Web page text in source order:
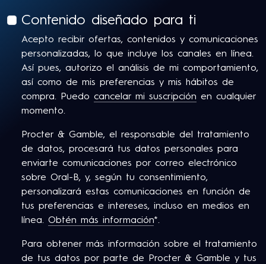
Contenido diseñado para ti
Acepto recibir ofertas, contenidos y comunicaciones
personalizadas, lo que incluye los canales en línea.
Así pues, autorizo el análisis de mi comportamiento,
así como de mis preferencias y mis hábitos de
compra. Puedo cancelar mi suscripción en cualquier
momento.
Procter & Gamble, el responsable del tratamiento
de datos, procesará tus datos personales para
enviarte comunicaciones por correo electrónico
sobre Oral-B, y, según tu consentimiento,
personalizará estas comunicaciones en función de
tus preferencias e intereses, incluso en medios en
línea. Obtén más información*.
Para obtener más información sobre el tratamiento
de tus datos por parte de Procter & Gamble y tus